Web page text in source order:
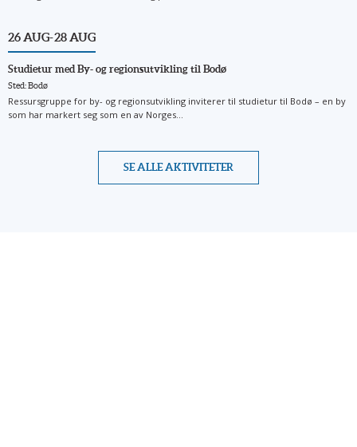
26 AUG- 28 AUG
Studietur med By- og regionsutvikling til Bodø
Sted: Bodø
Ressursgruppe for by- og regionsutvikling inviterer til studietur til Bodø – en by
som har markert seg som en av Norges...
SE ALLE AKTIVITETER